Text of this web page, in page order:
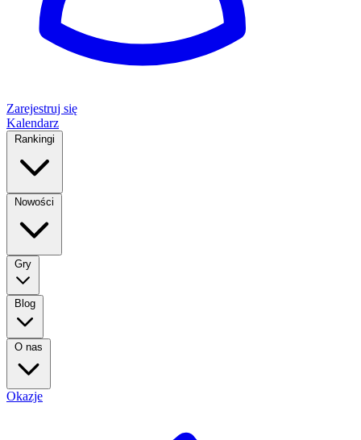
Zarejestruj się
Kalendarz
Rankingi
Nowości
Gry
Blog
O nas
Okazje